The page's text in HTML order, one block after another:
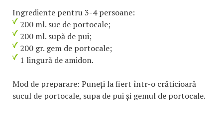
Ingrediente pentru 3-4 persoane:
200 ml. suc de portocale;
200 ml. supă de pui;
200 gr. gem de portocale;
1 lingură de amidon.
Mod de preparare: Puneți la fiert într-o crăticioară
sucul de portocale, supa de pui și gemul de portocale.